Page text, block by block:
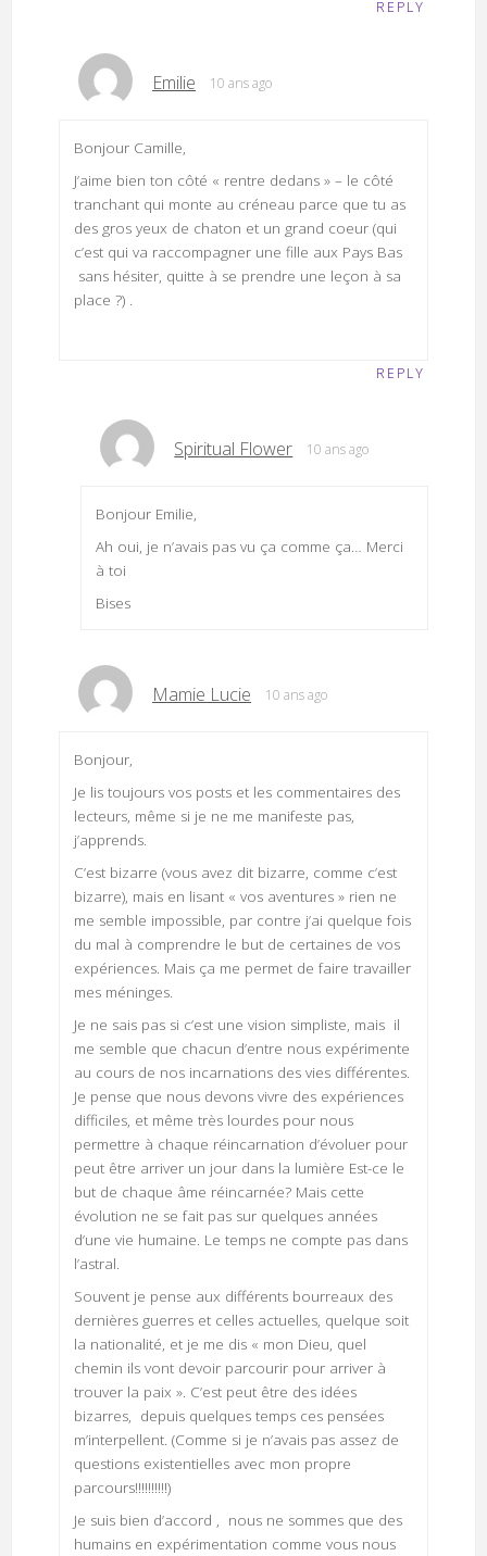
REPLY
Emilie 10 ans ago
Bonjour Camille,
J’aime bien ton côté « rentre dedans » – le côté
tranchant qui monte au créneau parce que tu as
des gros yeux de chaton et un grand coeur (qui
c’est qui va raccompagner une fille aux Pays Bas
sans hésiter, quitte à se prendre une leçon à sa
place ?) .
REPLY
Spiritual Flower 10 ans ago
Bonjour Emilie,
Ah oui, je n’avais pas vu ça comme ça… Merci
à toi
Bises
Mamie Lucie 10 ans ago
Bonjour,
Je lis toujours vos posts et les commentaires des
lecteurs, même si je ne me manifeste pas,
j’apprends.
C’est bizarre (vous avez dit bizarre, comme c’est
bizarre), mais en lisant « vos aventures » rien ne
me semble impossible, par contre j’ai quelque fois
du mal à comprendre le but de certaines de vos
expériences. Mais ça me permet de faire travailler
mes méninges.
Je ne sais pas si c’est une vision simpliste, mais il
me semble que chacun d’entre nous expérimente
au cours de nos incarnations des vies différentes.
Je pense que nous devons vivre des expériences
difficiles, et même très lourdes pour nous
permettre à chaque réincarnation d’évoluer pour
peut être arriver un jour dans la lumière Est-ce le
but de chaque âme réincarnée? Mais cette
évolution ne se fait pas sur quelques années
d’une vie humaine. Le temps ne compte pas dans
l’astral.
Souvent je pense aux différents bourreaux des
dernières guerres et celles actuelles, quelque soit
la nationalité, et je me dis « mon Dieu, quel
chemin ils vont devoir parcourir pour arriver à
trouver la paix ». C’est peut être des idées
bizarres, depuis quelques temps ces pensées
m’interpellent. (Comme si je n’avais pas assez de
questions existentielles avec mon propre
parcours!!!!!!!!!!)
Je suis bien d’accord , nous ne sommes que des
humains en expérimentation comme vous nous